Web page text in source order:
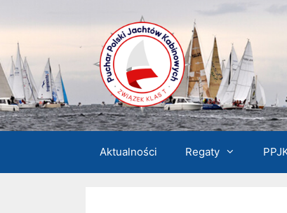
treści
Aktualności Regaty